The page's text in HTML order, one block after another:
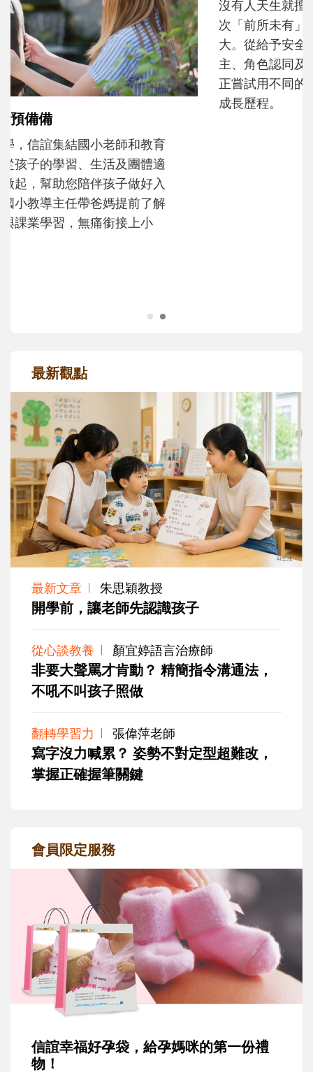
沒有人天生就擅長當爸爸！男人總是在一次
次「前所未有」的體驗中，跟著孩子一起長
大。從給予安全感的肢體遊戲，到獨立自
主、角色認同及解決問題的能力養成。爸爸
正嘗試用不同的模樣，參與孩子每個重要的
最新觀點
最新文章 朱思穎教授
開學前，讓老師先認識孩子
從心談教養 顏宜婷語言治療師
非要大聲罵才肯動？ 精簡指令溝通法，
不吼不叫孩子照做
翻轉學習力 張偉萍老師
寫字沒力喊累？ 姿勢不對定型超難改，
掌握正確握筆關鍵
會員限定服務
信誼幸福好孕袋，給孕媽咪的第一份禮
物！